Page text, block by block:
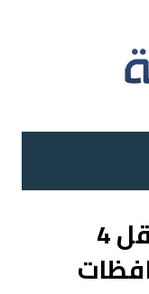
مكافحة الإرهاب يعتقل 4